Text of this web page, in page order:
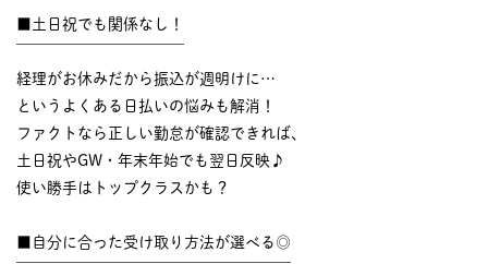
■土日祝でも関係なし！
経理がお休みだから振込が週明けに…
というよくある日払いの悩みも解消！
ファクトなら正しい勤怠が確認できれば、
土日祝やGW・年末年始でも翌日反映♪
使い勝手はトップクラスかも？
■自分に合った受け取り方法が選べる◎